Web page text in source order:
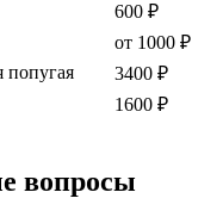
600 ₽
от 1000 ₽
попугая
3400 ₽
1600 ₽
вопросы